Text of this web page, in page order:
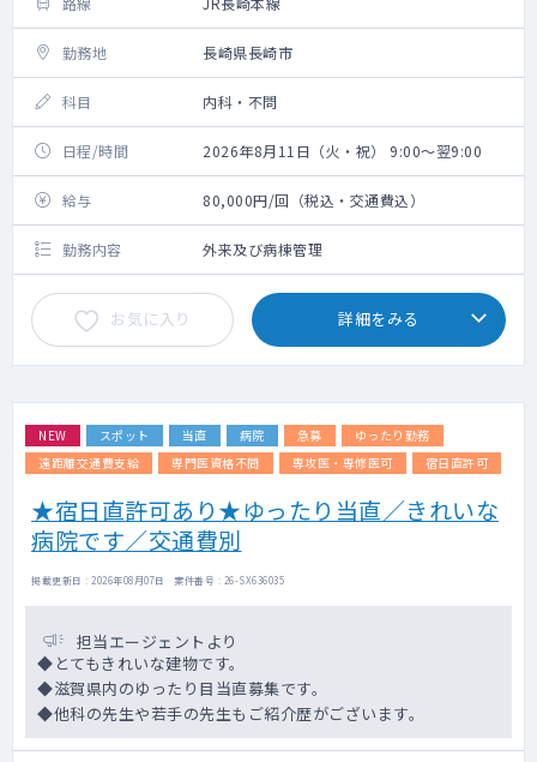
勤務地 長崎県長崎市
科目 内科・不問
日程/時間 2026年8月11日（火・祝） 9:00～翌9:00
給与 80,000円/回（税込・交通費込）
勤務内容 外来及び病棟管理
お気に入り 詳細をみる
NEW スポット 当直 病院 急募
ゆったり勤務
遠距離交通費支給
専門医資格不問 専攻医・専修医可 宿日直許可
★宿日直許可あり★ゆったり当直／きれいな
病院です／交通費別
掲載更新日 : 2026年08月07日 案件番号 : 26-SX636035
担当エージェントより
◆とてもきれいな建物です。
◆滋賀県内のゆったり目当直募集です。
◆他科の先生や若手の先生もご紹介歴がございます。